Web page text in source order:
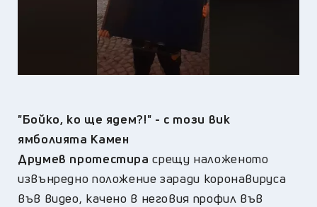
"Бойко, ко ще ядем?!" - с този вик
ямболията Камен
Друмев протестирасрещу наложеното
извънредно положение заради коронавируса
във видео, качено в неговия профил във